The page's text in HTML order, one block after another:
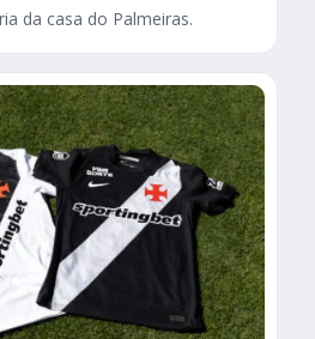
da casa do Palmeiras.